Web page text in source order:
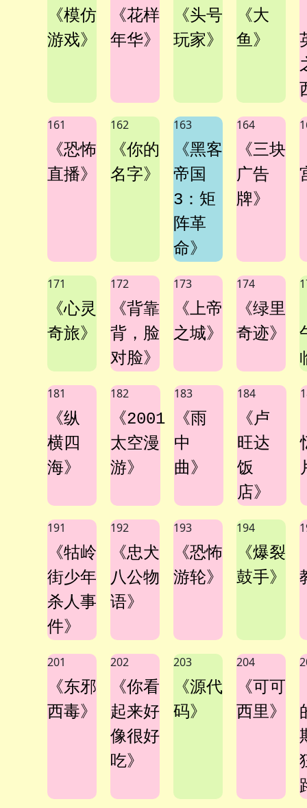
《模仿
游戏》
《花样
年华》
《头号
玩家》
《大
鱼》
161
《恐怖
直播》
162
《你的
名字》
163
《黑客
帝国
3：矩
阵革
命》
164
《三块
广告
牌》
171
《心灵
奇旅》
172
《背靠
背，脸
对脸》
173
《上帝
之城》
174
《绿里
奇迹》
181
《纵
横四
海》
182
《2001
太空漫
游》
183
《雨
中
曲》
184
《卢
旺达
饭
店》
191
《牯岭
街少年
杀人事
件》
192
《忠犬
八公物
语》
193
《恐怖
游轮》
194
《爆裂
鼓手》
201
《东邪
西毒》
202
《你看
起来好
像很好
吃》
203
《源代
码》
204
《可可
西里》